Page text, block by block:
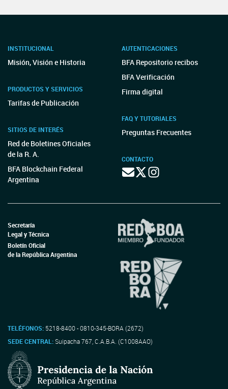
INSTITUCIONAL
Misión, Visión e Historia
PRODUCTOS Y SERVICIOS
Tarifas de Publicación
SITIOS DE INTERÉS
Red de Boletines Oficiales
de la R. A.
BFA Blockchain Federal
Argentina
AUTENTICACIONES
BFA Repositorio recibos
BFA Verificación
Firma digital
FAQ Y TUTORIALES
Preguntas Frecuentes
CONTACTO
Secretaría
Legal y Técnica
Boletín Oficial
de la República Argentina
TELÉFONOS: 5218-8400 - 0810-345-BORA (2672)
SEDE CENTRAL:Suipacha 767, C.A.B.A. (C1008AAO)